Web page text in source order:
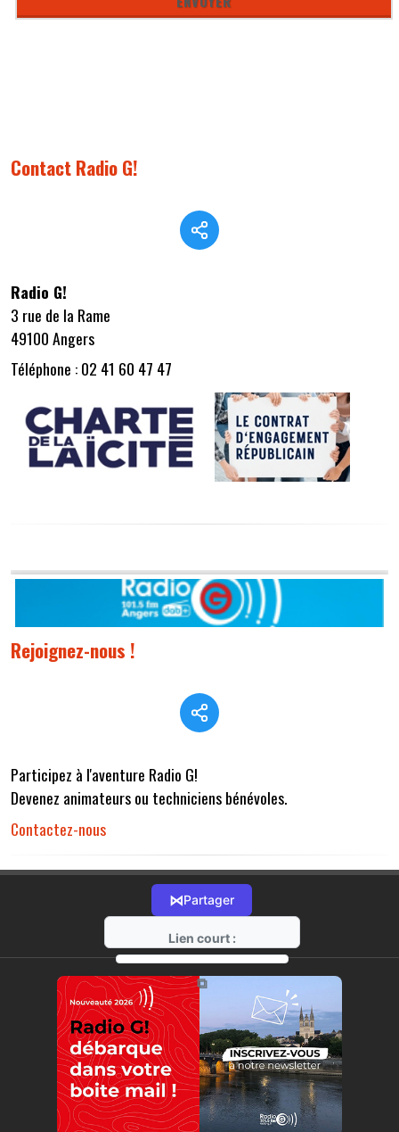
Contact Radio G!
Radio G!
3 rue de la Rame
49100 Angers
Téléphone : 02 41 60 47 47
Rejoignez-nous !
Participez à l'aventure Radio G!
Devenez animateurs ou techniciens bénévoles.
Contactez-nous
⋈Partager
Lien court :
https://radio-g.fr?r32
⧉